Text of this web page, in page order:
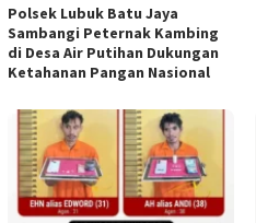
Polsek Lubuk Batu Jaya
Sambangi Peternak Kambing
di Desa Air Putihan Dukungan
Ketahanan Pangan Nasional